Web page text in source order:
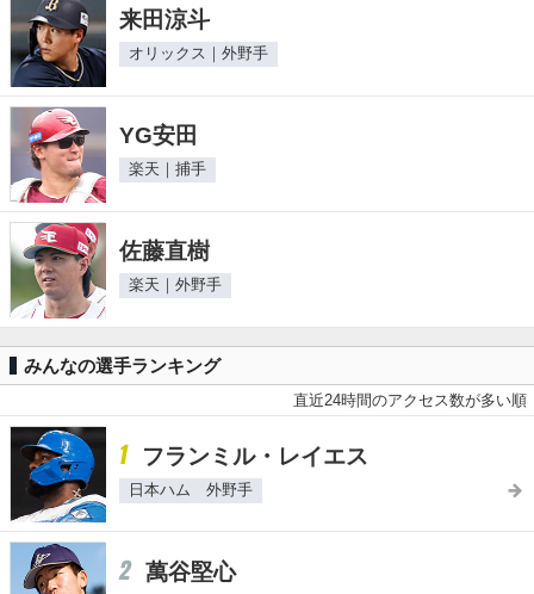
来田涼斗
オリックス｜外野手
YG安田
楽天｜捕手
佐藤直樹
楽天｜外野手
みんなの選手ランキング
直近24時間のアクセス数が多い順
1 フランミル・レイエス
日本ハム 外野手
2 萬谷堅心